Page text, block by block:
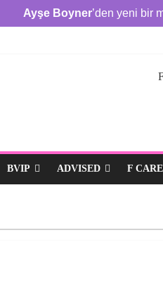
BVIP ADVISED F
Ayşe Boyner’den yeni bir